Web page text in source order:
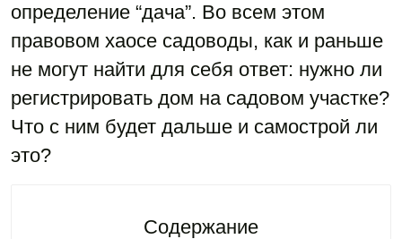
определение “дача”. Во всем этом
правовом хаосе садоводы, как и раньше
не могут найти для себя ответ: нужно ли
регистрировать дом на садовом участке?
Что с ним будет дальше и самострой ли
это?
Содержание